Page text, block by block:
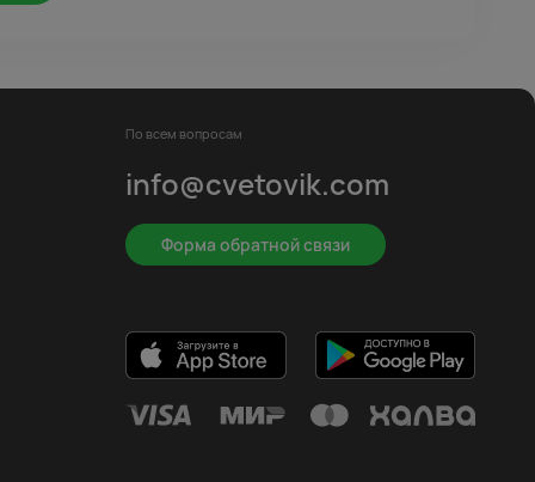
По всем вопросам
info@cvetovik.com
Форма обратной связи